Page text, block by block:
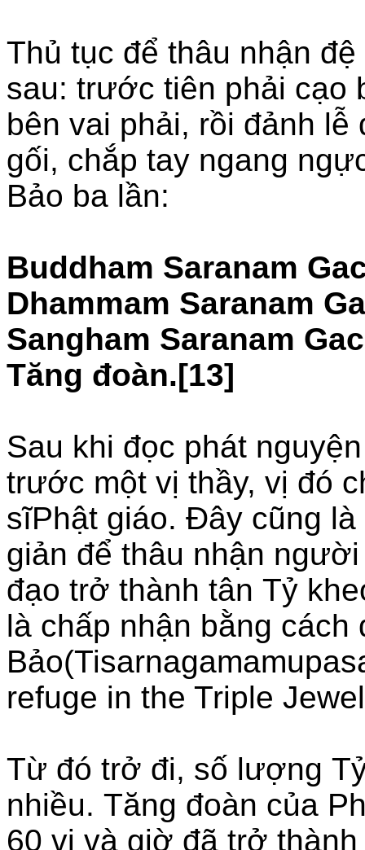
Thủ tục để thâu nhận
sau: trước tiên phải cạo
bên vai phải, rồi đảnh
gối, chắp tay ngang
Bảo ba lần:
Buddham Saranam
Dhammam Saranam
Sangham Saranam
Tăng đoàn.[13]
Sau khi đọc phát
trước một vị thầy, vị đó
sĩPhật giáo. Đây cũng
giản để thâu nhận
đạo trở thành tân Tỷ
là chấp nhận bằng cách
refuge in the Triple
Từ đó trở đi, số lượng
nhiều. Tăng đoàn của
60 vị và giờ đã trở